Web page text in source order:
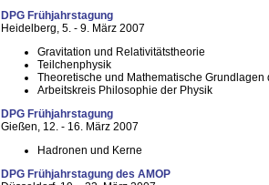
DPG Frühjahrstagung
Heidelberg, 5. - 9. März 2007
Gravitation und Relativitätstheorie
Teilchenphysik
Theoretische und Mathematische Grundlagen
Arbeitskreis Philosophie der Physik
DPG Frühjahrstagung
Gießen, 12. - 16. März 2007
Hadronen und Kerne
DPG Frühjahrstagung des AMOP